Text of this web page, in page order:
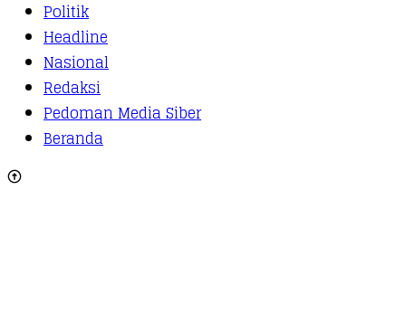
Politik
Headline
Nasional
Redaksi
Pedoman Media Siber
Beranda